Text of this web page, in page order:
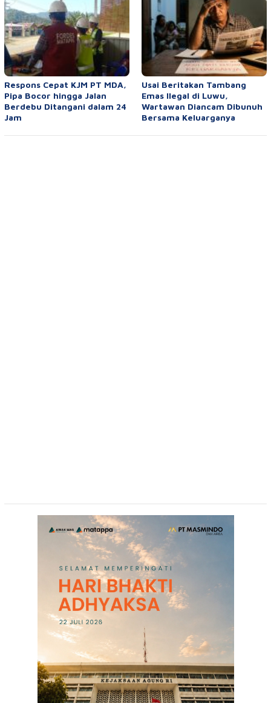
Respons Cepat KJM PT MDA,
Pipa Bocor hingga Jalan
Berdebu Ditangani dalam 24
Jam
Usai Beritakan Tambang
Emas Ilegal di Luwu,
Wartawan Diancam Dibunuh
Bersama Keluarganya